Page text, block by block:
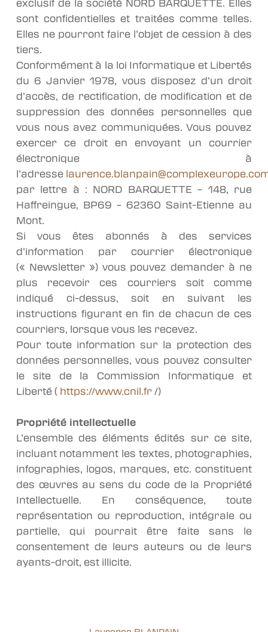
exclusif de la société NORD BARQUETTE. Elles
sont confidentielles et traitées comme telles.
Elles ne pourront faire l’objet de cession à des
tiers.
Conformément à la loi Informatique et Libertés
du 6 Janvier 1978, vous disposez d’un droit
d’accès, de rectification, de modification et de
suppression des données personnelles que
vous nous avez communiquées. Vous pouvez
exercer ce droit en envoyant un courrier
électronique à
l’adresse
par lettre à : NORD BARQUETTE – 148, rue
Haffreingue, BP69 – 62360 Saint-Etienne au
Mont.
Si vous êtes abonnés à des services
d’information par courrier électronique
(« Newsletter ») vous pouvez demander à ne
plus recevoir ces courriers soit comme
indiqué ci-dessus, soit en suivant les
instructions figurant en fin de chacun de ces
courriers, lorsque vous les recevez.
Pour toute information sur la protection des
données personnelles, vous pouvez consulter
le site de la Commission Informatique et
Liberté ( https://www.cnil.fr/)
Propriété intellectuelle
L’ensemble des éléments édités sur ce site,
incluant notamment les textes, photographies,
infographies, logos, marques, etc. constituent
des œuvres au sens du code de la Propriété
Intellectuelle. En conséquence, toute
représentation ou reproduction, intégrale ou
partielle, qui pourrait être faite sans le
consentement de leurs auteurs ou de leurs
ayants-droit, est illicite.